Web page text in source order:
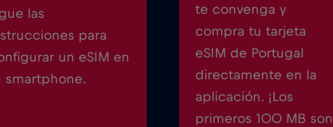
las
para
un eSIM en
smartphone.
te convenga y
compra tu tarjeta
eSIM de Portugal
directamente en la
aplicación. ¡Los
primeros 100 MB son